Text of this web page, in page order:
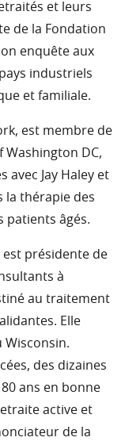
et leurs
de la Fondation
enquête aux
industriels
et familiale.
est membre de
Washington DC,
avec Jay Haley et
la thérapie des
patients âgés.
présidente de
à
au traitement
Elle
Wisconsin.
des dizaines
ans en bonne
active et
de la